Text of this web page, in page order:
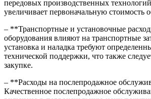
передовых производственных
увеличивает первоначальную стоимость
– **Транспортные и установочные
оборудования влияют на транспортные
установка и наладка требуют
технической поддержки, что также
закупке.
– **Расходы на послепродажное
Качественное послепродажное